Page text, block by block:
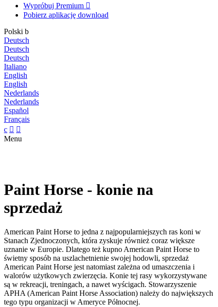
Wypróbuj Premium 
Pobierz aplikację download
Polski b
Deutsch
Deutsch
Deutsch
Italiano
English
English
Nederlands
Nederlands
Español
Français
c  
Menu
Paint Horse - konie na
sprzedaż
American Paint Horse to jedna z najpopularniejszych ras koni w
Stanach Zjednoczonych, która zyskuje również coraz większe
uznanie w Europie. Dlatego też kupno American Paint Horse to
świetny sposób na uszlachetnienie swojej hodowli, sprzedaż
American Paint Horse jest natomiast zależna od umaszczenia i
walorów użytkowych zwierzęcia. Konie tej rasy wykorzystywane
są w rekreacji, treningach, a nawet wyścigach. Stowarzyszenie
APHA (American Paint Horse Association) należy do największych
tego typu organizacji w Ameryce Północnej.